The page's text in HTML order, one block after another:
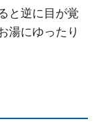
と逆に目が覚
湯にゆったり